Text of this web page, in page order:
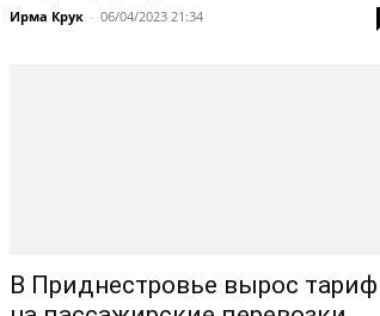
Ирма Крук - 06/04/2023 21:34
В Приднестровье вырос тариф